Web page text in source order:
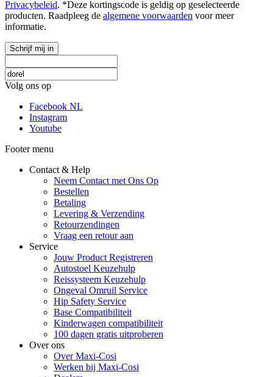
Privacybeleid. *Deze kortingscode is geldig op geselecteerde
producten. Raadpleeg de algemene voorwaarden voor meer
informatie.
Schrijf mij in
Volg ons op
Facebook NL
Instagram
Youtube
Footer menu
Contact & Help
Neem Contact met Ons Op
Bestellen
Betaling
Levering & Verzending
Retourzendingen
Vraag een retour aan
Service
Jouw Product Registreren
Autostoel Keuzehulp
Reissysteem Keuzehulp
Ongeval Omruil Service
Hip Safety Service
Base Compatibiliteit
Kinderwagen compatibiliteit
100 dagen gratis uitproberen
Over ons
Over Maxi-Cosi
Werken bij Maxi-Cosi